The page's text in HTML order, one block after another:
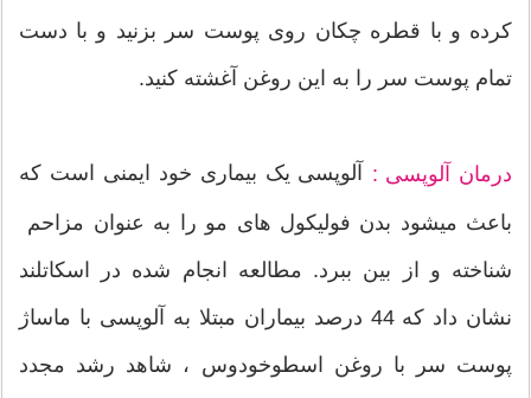
کرده و با قطره چکان روی پوست سر بزنید و با دست
تمام پوست سر را به این روغن آغشته کنید.
درمان آلوپسی : آلوپسی یک بیماری خود ایمنی است که
باعث میشود بدن فولیکول های مو را به عنوان مزاحم
شناخته و از بین ببرد. مطالعه انجام شده در اسکاتلند
نشان داد که 44 درصد بیماران مبتلا به آلوپسی با ماساژ
پوست سر با روغن اسطوخودوس ، شاهد رشد مجدد